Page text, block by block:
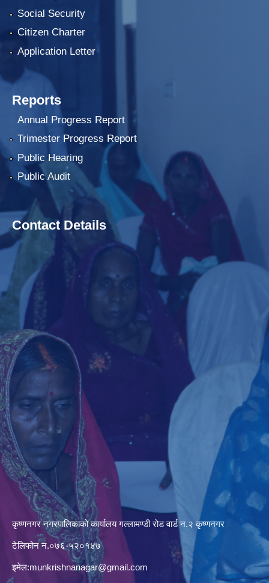
Social Security
Citizen Charter
Application Letter
Reports
Annual Progress Report
Trimester Progress Report
Public Hearing
Public Audit
Contact Details
कृष्णनगर नगरपालिकाको कार्यालय गल्लामण्डी रोड वार्ड न.२ कृष्णनगर
टेलिफोन न.०७६-५२०१४७
इमेल:munkrishnanagar@gmail.com